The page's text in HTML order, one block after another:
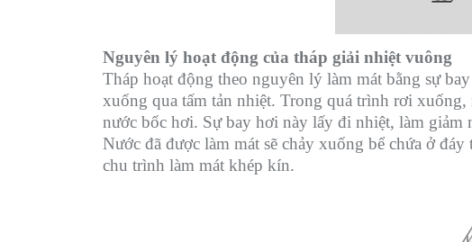
Nguyên lý hoạt động của tháp giải nhiệt vuông
Tháp hoạt động theo nguyên lý làm mát bằng sự
xuống qua tấm tản nhiệt. Trong quá trình rơi
nước bốc hơi. Sự bay hơi này lấy đi nhiệt, làm giảm
Nước đã được làm mát sẽ chảy xuống bể chứa ở
chu trình làm mát khép kín.